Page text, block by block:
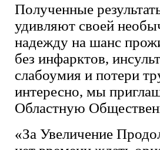
Полученные
удивляют своей
надежду на шанс
без инфарктов,
слабоумия и потери
интересно, мы
Областную
«За Увеличение